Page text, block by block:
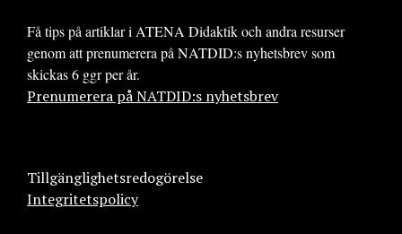
Få tips på artiklar i ATENA Didaktik och andra resurser
genom att prenumerera på NATDID:s nyhetsbrev som
skickas 6 ggr per år.
Prenumerera på NATDID:s nyhetsbrev
Tillgänglighetsredogörelse
Integritetspolicy